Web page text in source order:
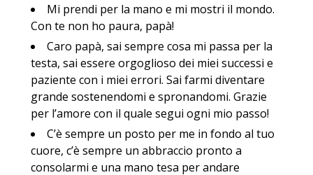
Mi prendi per la mano e mi mostri il mondo.
Con te non ho paura, papà!
Caro papà, sai sempre cosa mi passa per la
testa, sai essere orgoglioso dei miei successi e
paziente con i miei errori. Sai farmi diventare
grande sostenendomi e spronandomi. Grazie
per l’amore con il quale segui ogni mio passo!
C’è sempre un posto per me in fondo al tuo
cuore, c’è sempre un abbraccio pronto a
consolarmi e una mano tesa per andare